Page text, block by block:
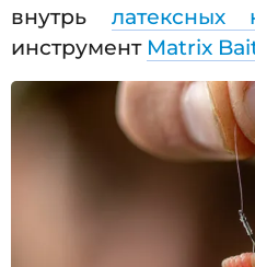
внутрь латексных
инструмент Matrix